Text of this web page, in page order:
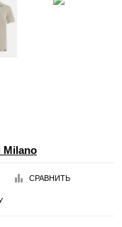
Milano
СРАВНИТЬ